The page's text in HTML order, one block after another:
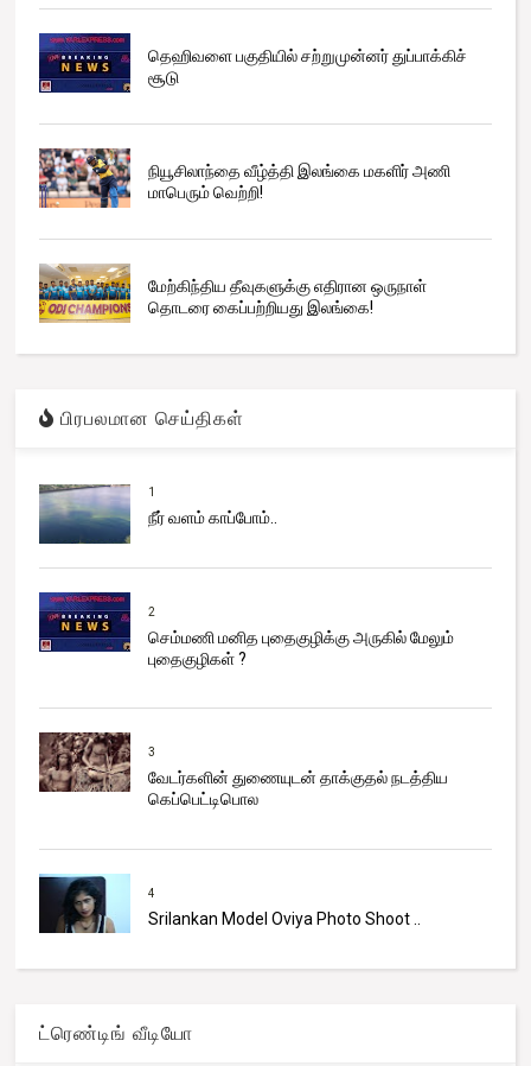
தெஹிவளை பகுதியில் சற்றுமுன்னர் துப்பாக்கிச்
சூடு
நியூசிலாந்தை வீழ்த்தி இலங்கை மகளிர் அணி
மாபெரும் வெற்றி!
மேற்கிந்திய தீவுகளுக்கு எதிரான ஒருநாள்
தொடரை கைப்பற்றியது இலங்கை!
பிரபலமான செய்திகள்
1
நீர் வளம் காப்போம்..
2
செம்மணி மனித புதைகுழிக்கு அருகில் மேலும்
புதைகுழிகள் ?
3
வேடர்களின் துணையுடன் தாக்குதல் நடத்திய
கெப்பெட்டிபொல
4
Srilankan Model Oviya Photo Shoot ..
ட்ரெண்டிங் வீடியோ